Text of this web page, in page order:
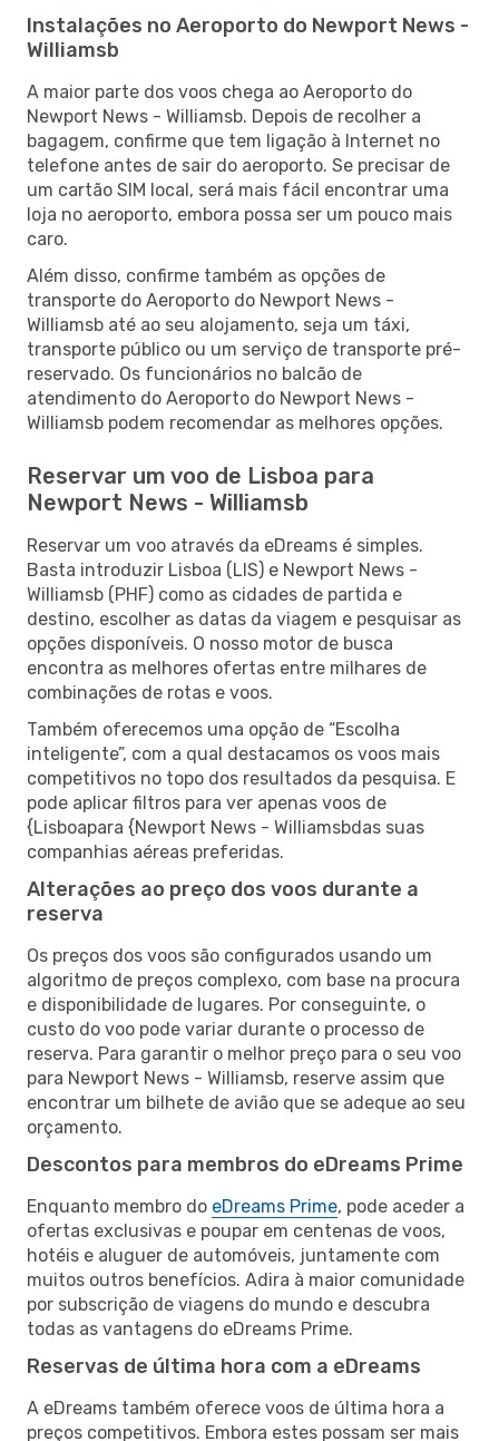
Instalações no Aeroporto do Newport News -
Williamsb
A maior parte dos voos chega ao Aeroporto do
Newport News - Williamsb. Depois de recolher a
bagagem, confirme que tem ligação à Internet no
telefone antes de sair do aeroporto. Se precisar de
um cartão SIM local, será mais fácil encontrar uma
loja no aeroporto, embora possa ser um pouco mais
caro.
Além disso, confirme também as opções de
transporte do Aeroporto do Newport News -
Williamsb até ao seu alojamento, seja um táxi,
transporte público ou um serviço de transporte pré-
reservado. Os funcionários no balcão de
atendimento do Aeroporto do Newport News -
Williamsb podem recomendar as melhores opções.
Reservar um voo de Lisboa para
Newport News - Williamsb
Reservar um voo através da eDreams é simples.
Basta introduzir Lisboa (LIS) e Newport News -
Williamsb (PHF) como as cidades de partida e
destino, escolher as datas da viagem e pesquisar as
opções disponíveis. O nosso motor de busca
encontra as melhores ofertas entre milhares de
combinações de rotas e voos.
Também oferecemos uma opção de “Escolha
inteligente”, com a qual destacamos os voos mais
competitivos no topo dos resultados da pesquisa. E
pode aplicar filtros para ver apenas voos de
{Lisboapara {Newport News - Williamsbdas suas
companhias aéreas preferidas.
Alterações ao preço dos voos durante a
reserva
Os preços dos voos são configurados usando um
algoritmo de preços complexo, com base na procura
e disponibilidade de lugares. Por conseguinte, o
custo do voo pode variar durante o processo de
reserva. Para garantir o melhor preço para o seu voo
para Newport News - Williamsb, reserve assim que
encontrar um bilhete de avião que se adeque ao seu
orçamento.
Descontos para membros do eDreams Prime
Enquanto membro do eDreams Prime, pode aceder a
ofertas exclusivas e poupar em centenas de voos,
hotéis e aluguer de automóveis, juntamente com
muitos outros benefícios. Adira à maior comunidade
por subscrição de viagens do mundo e descubra
todas as vantagens do eDreams Prime.
Reservas de última hora com a eDreams
A eDreams também oferece voos de última hora a
preços competitivos. Embora estes possam ser mais